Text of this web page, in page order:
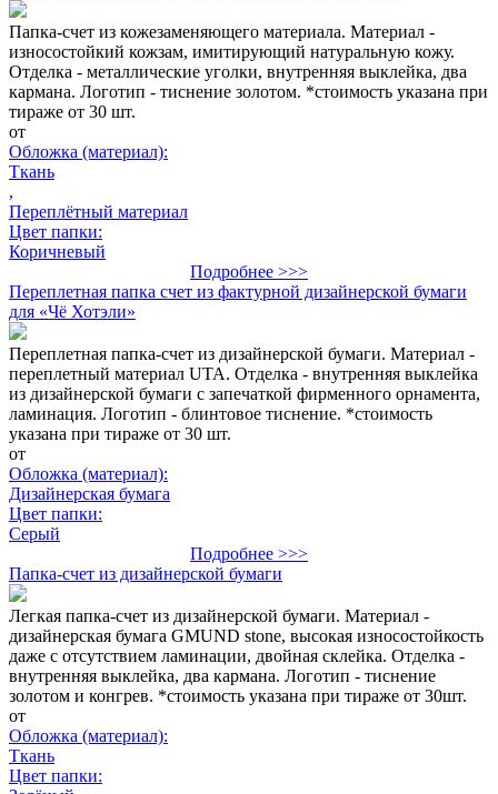
Папка-счет из кожезаменяющего материала. Материал -
износостойкий кожзам, имитирующий натуральную кожу.
Отделка - металлические уголки, внутренняя выклейка, два
кармана. Логотип - тиснение золотом. *стоимость указана при
тираже от 30 шт.
от
Обложка (материал):
Ткань
,
Переплётный материал
Цвет папки:
Коричневый
Подробнее >>>
Переплетная папка счет из фактурной дизайнерской бумаги
для «Чё Хотэли»
Переплетная папка-счет из дизайнерской бумаги. Материал -
переплетный материал UTA. Отделка - внутренняя выклейка
из дизайнерской бумаги с запечаткой фирменного орнамента,
ламинация. Логотип - блинтовое тиснение. *стоимость
указана при тираже от 30 шт.
от
Обложка (материал):
Дизайнерская бумага
Цвет папки:
Серый
Подробнее >>>
Папка-счет из дизайнерской бумаги
Легкая папка-счет из дизайнерской бумаги. Материал -
дизайнерская бумага GMUND stone, высокая износостойкость
даже с отсутствием ламинации, двойная склейка. Отделка -
внутренняя выклейка, два кармана. Логотип - тиснение
золотом и конгрев. *стоимость указана при тираже от 30шт.
от
Обложка (материал):
Ткань
Цвет папки: